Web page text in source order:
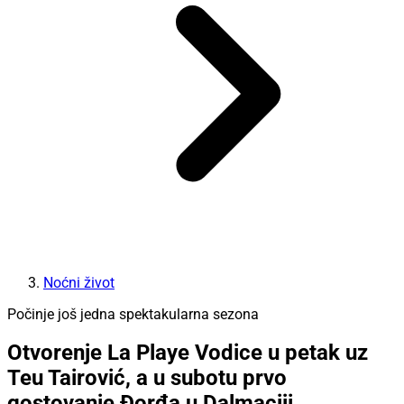
Noćni život
Počinje još jedna spektakularna sezona
Otvorenje La Playe Vodice u petak uz
Teu Tairović, a u subotu prvo